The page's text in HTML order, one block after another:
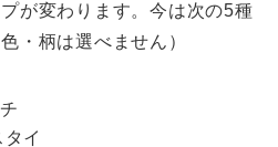
が変わります。今は次の5種
・柄は選べません）
イ